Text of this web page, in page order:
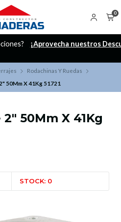
0
nuestros Descuentazos!
Rodachinas Y Ruedas
50Mm X 41Kg 51721
50Mm X 41Kg
STOCK: 0